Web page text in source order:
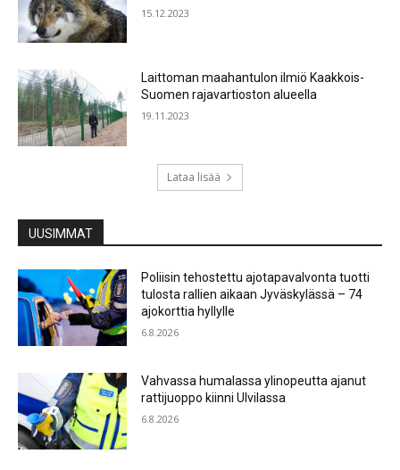
15.12.2023
Laittoman maahantulon ilmiö Kaakkois-
Suomen rajavartioston alueella
19.11.2023
Lataa lisää
UUSIMMAT
Poliisin tehostettu ajotapavalvonta tuotti
tulosta rallien aikaan Jyväskylässä – 74
ajokorttia hyllylle
6.8.2026
Vahvassa humalassa ylinopeutta ajanut
rattijuoppo kiinni Ulvilassa
6.8.2026